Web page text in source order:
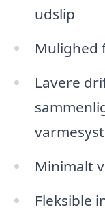
udslip
Mulighed
Lavere
Minimalt
Fleksible